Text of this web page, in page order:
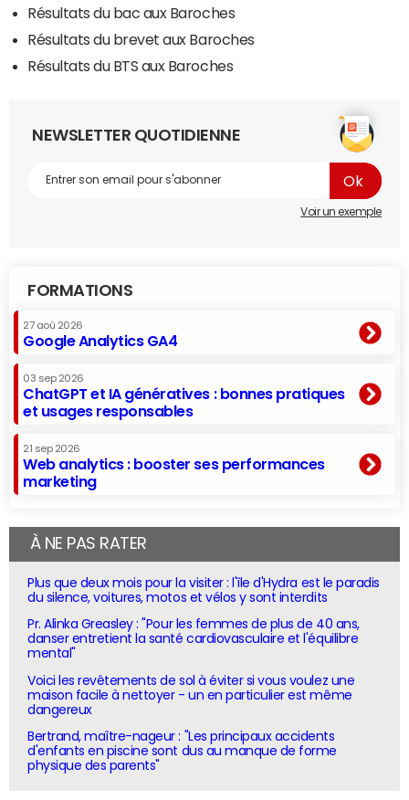
Résultats du bac aux Baroches
Résultats du brevet aux Baroches
Résultats du BTS aux Baroches
NEWSLETTER QUOTIDIENNE
Voir un exemple
FORMATIONS
27 aoû 2026
Google Analytics GA4
03 sep 2026
ChatGPT et IA génératives : bonnes pratiques
et usages responsables
21 sep 2026
Web analytics : booster ses performances
marketing
À NE PAS RATER
Plus que deux mois pour la visiter : l'île d'Hydra est le paradis
du silence, voitures, motos et vélos y sont interdits
Pr. Alinka Greasley : "Pour les femmes de plus de 40 ans,
danser entretient la santé cardiovasculaire et l'équilibre
mental"
Voici les revêtements de sol à éviter si vous voulez une
maison facile à nettoyer - un en particulier est même
dangereux
Bertrand, maître-nageur : "Les principaux accidents
d'enfants en piscine sont dus au manque de forme
physique des parents"